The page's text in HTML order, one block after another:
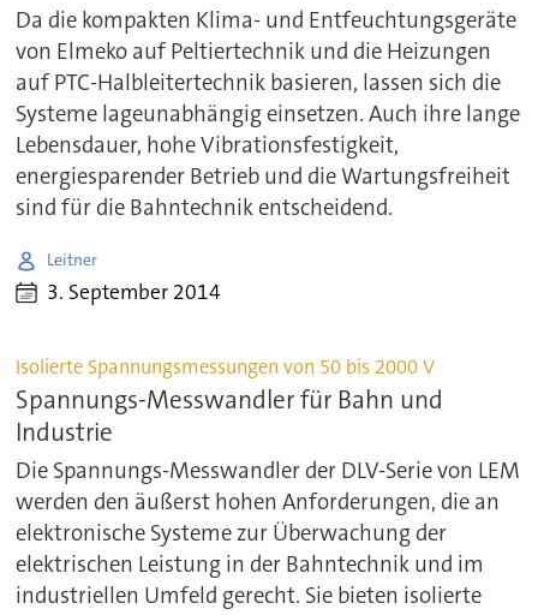
Da die kompakten Klima- und Entfeuchtungsgeräte
von Elmeko auf Peltiertechnik und die Heizungen
auf PTC-Halbleitertechnik basieren, lassen sich die
Systeme lageunabhängig einsetzen. Auch ihre lange
Lebensdauer, hohe Vibrationsfestigkeit,
energiesparender Betrieb und die Wartungsfreiheit
sind für die Bahntechnik entscheidend.
Leitner
3. September 2014
Isolierte Spannungsmessungen von 50 bis 2000 V
Spannungs-Messwandler für Bahn und
Industrie
Die Spannungs-Messwandler der DLV-Serie von LEM
werden den äußerst hohen Anforderungen, die an
elektronische Systeme zur Überwachung der
elektrischen Leistung in der Bahntechnik und im
industriellen Umfeld gerecht. Sie bieten isolierte